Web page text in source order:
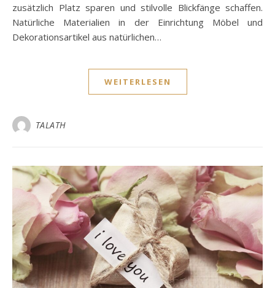
zusätzlich Platz sparen und stilvolle Blickfänge schaffen.
Natürliche Materialien in der Einrichtung Möbel und
Dekorationsartikel aus natürlichen…
WEITERLESEN
TALATH